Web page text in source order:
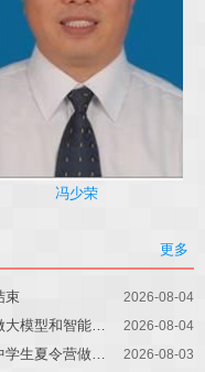
冯少荣
更多
束 2026-08-04
2026-08-04
2026-08-03